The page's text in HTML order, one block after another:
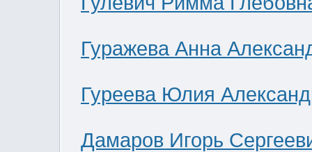
Гуражева Анна
Гуреева Юлия
Дамаров Игорь